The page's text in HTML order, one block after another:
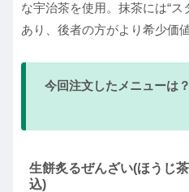
な宇治茶を使用。抹茶には“ス
あり、後者の方がより希少価
今回注文したメニューは？
生餅炙るぜんざい(ほうじ
込)